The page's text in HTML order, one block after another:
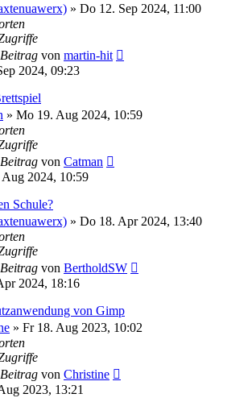
» Do 12. Sep 2024, 11:00
von martin-hit
2024, 09:23
» Mo 19. Aug 2024, 10:59
von Catman
2024, 10:59
Schule?
» Do 18. Apr 2024, 13:40
von BertholdSW
2024, 18:16
von Gimp
» Fr 18. Aug 2023, 10:02
von Christine
2023, 13:21